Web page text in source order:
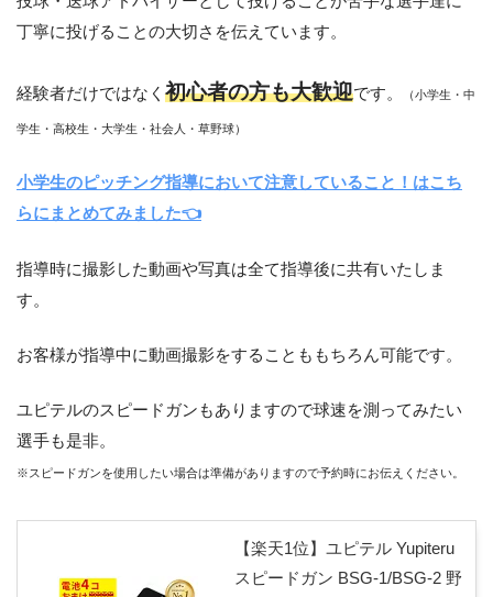
丁寧に投げることの大切さを伝えています。
経験者だけではなく 初心者の方も大歓迎です。 （小学生・中
学生・高校生・大学生・社会人・草野球）
小学生のピッチング指導において注意していること！はこち
らにまとめてみました👈
指導時に撮影した動画や写真は全て指導後に共有いたしま
す。
お客様が指導中に動画撮影をすることももちろん可能です。
ユピテルのスピードガンもありますので球速を測ってみたい
選手も是非。
※スピードガンを使用したい場合は準備がありますので予約時にお伝えください。
【楽天1位】ユピテル Yupiteru
スピードガン BSG-1/BSG-2 野